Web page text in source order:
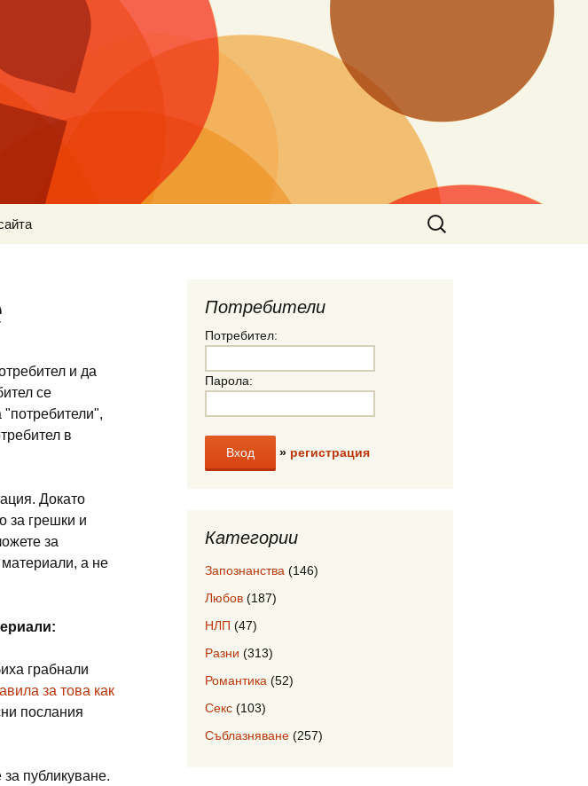
Търсене
за:
и да
се
в
Докато
за грешки и
за
а не
грабнали
за това как
послания
публикуване.
Потребители
Потребител:
Парола:
» регистрация
Категории
Запознанства (146)
Любов (187)
НЛП (47)
Разни (313)
Романтика (52)
Секс (103)
Съблазняване (257)